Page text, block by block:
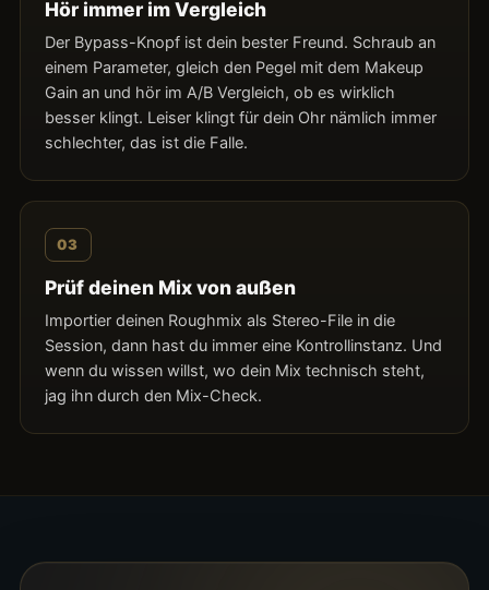
Hör immer im Vergleich
Der Bypass-Knopf ist dein bester Freund. Schraub an
einem Parameter, gleich den Pegel mit dem Makeup
Gain an und hör im A/B Vergleich, ob es wirklich
besser klingt. Leiser klingt für dein Ohr nämlich immer
schlechter, das ist die Falle.
03
Prüf deinen Mix von außen
Importier deinen Roughmix als Stereo-File in die
Session, dann hast du immer eine Kontrollinstanz. Und
wenn du wissen willst, wo dein Mix technisch steht,
jag ihn durch den Mix-Check.